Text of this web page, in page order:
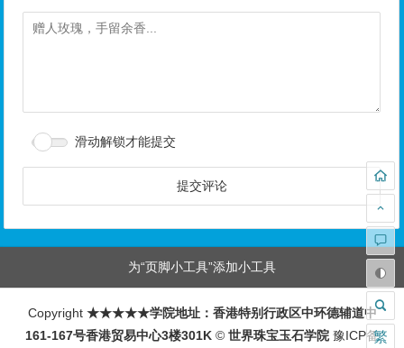
滑动解锁才能提交
为“页脚小工具”添加小工具
Copyright ★★★★★学院地址：香港特别行政区中环德辅道中
161-167号香港贸易中心3楼301K © 世界珠宝玉石学院 豫ICP备繁